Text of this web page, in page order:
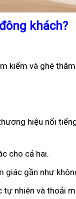
khách?
kiếm và ghé
hiệu nổi
cho cả hai.
giác gần như
tự nhiên và thoải